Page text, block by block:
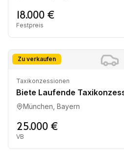
18.000 €
Festpreis
Zu verkaufen
Taxikonzessionen
Biete Laufende
München, Bayern
25.000 €
VB